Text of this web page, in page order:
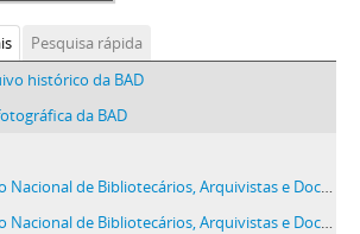
Pesquisa rápida
histórico da BAD
da BAD
de Bibliotecários, Arquivistas e Documentalistas
Arquivistas e Documentalistas | 1º Encontro Internacional de Bibliotecários de Língua Portuguesa